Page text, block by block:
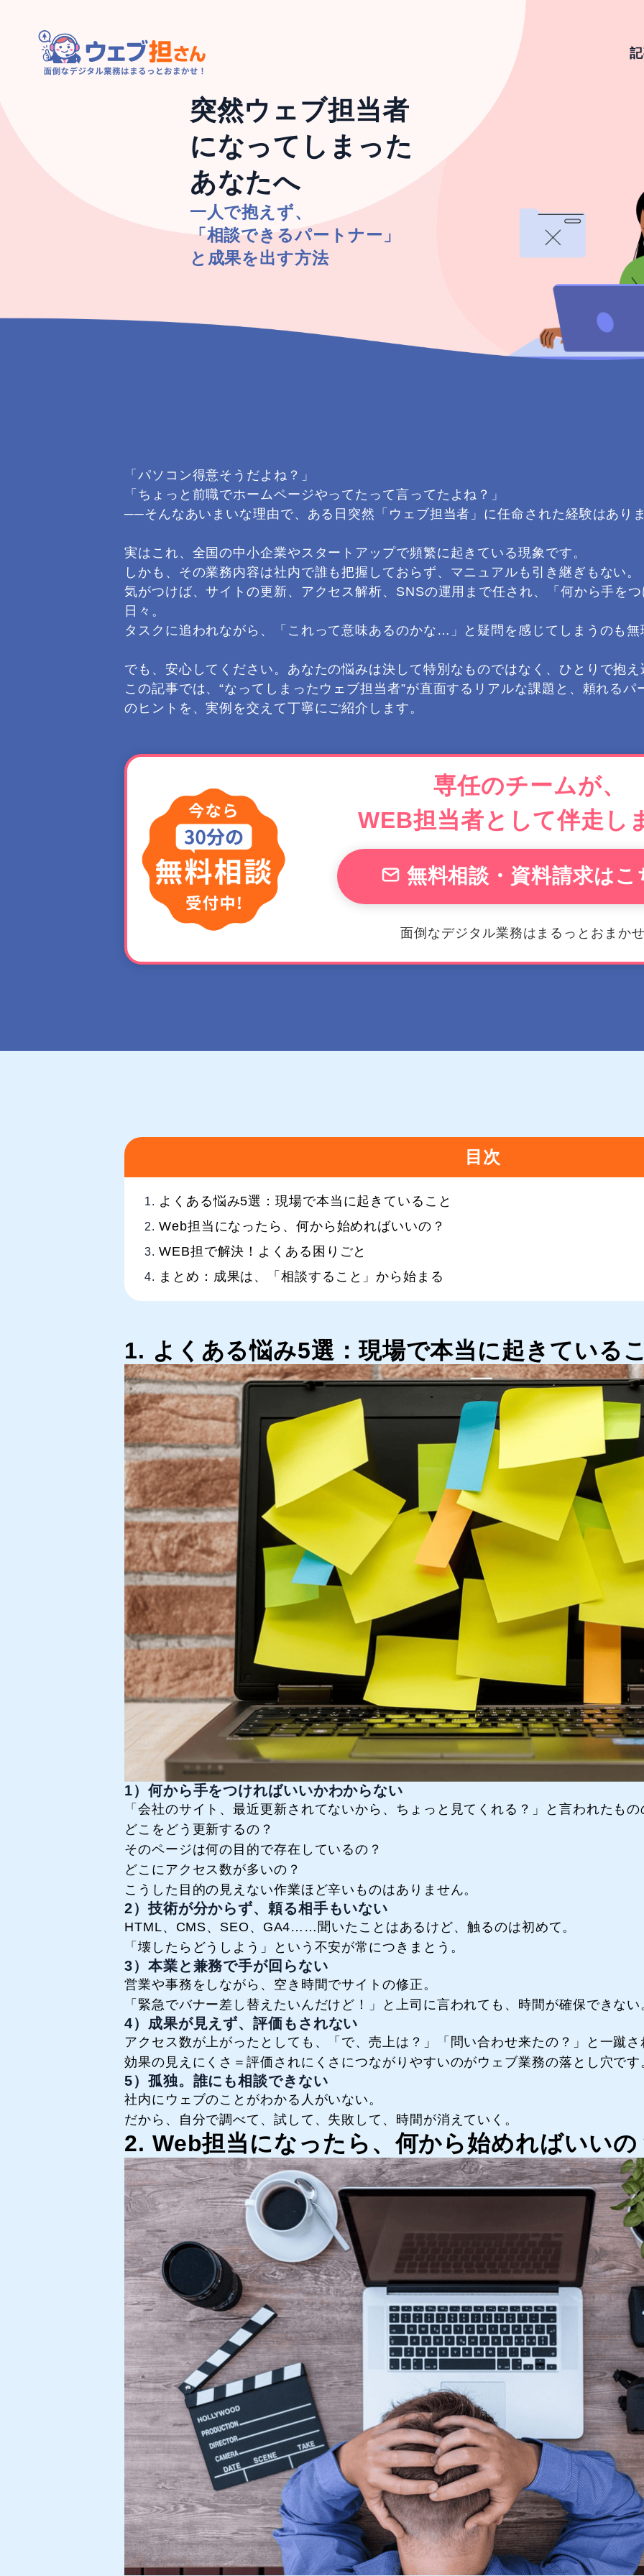
突然ウェブ担当者
になってしまった
あなたへ
一人で抱えず、
「相談できるパートナー」
と成果を出す方法
「パソコン得意そうだよね？」
「ちょっと前職でホームページやってたって言ってたよね？」
──そんなあいまいな理由で、ある日突然「ウェブ担当者」に任命された経験はあり
実はこれ、全国の中小企業やスタートアップで頻繁に起きている現象です。
しかも、その業務内容は社内で誰も把握しておらず、マニュアルも引き継ぎもない。
気がつけば、サイトの更新、アクセス解析、SNSの運用まで任され、「何から手を
日々。
タスクに追われながら、「これって意味あるのかな…」と疑問を感じてしまうのも
でも、安心してください。あなたの悩みは決して特別なものではなく、ひとりで抱
この記事では、“なってしまったウェブ担当者”が直面するリアルな課題と、頼れる
のヒントを、実例を交えて丁寧にご紹介します。
専任のチームが、
WEB担当者として伴走し
無料相談・資料請求はこ
面倒なデジタル業務はまるっとおまか
目次
よくある悩み5選：現場で本当に起きていること
Web担当になったら、何から始めればいいの？
WEB担で解決！よくある困りごと
まとめ：成果は、「相談すること」から始まる
1. よくある悩み5選：現場で本当に起きている
1）何から手をつければいいかわからない
「会社のサイト、最近更新されてないから、ちょっと見てくれる？」と言われたも
どこをどう更新するの？
そのページは何の目的で存在しているの？
どこにアクセス数が多いの？
こうした目的の見えない作業ほど辛いものはありません。
2）技術が分からず、頼る相手もいない
HTML、CMS、SEO、GA4……聞いたことはあるけど、触るのは初めて。
「壊したらどうしよう」という不安が常につきまとう。
3）本業と兼務で手が回らない
営業や事務をしながら、空き時間でサイトの修正。
「緊急でバナー差し替えたいんだけど！」と上司に言われても、時間が確保できない
4）成果が見えず、評価もされない
アクセス数が上がったとしても、「で、売上は？」「問い合わせ来たの？」と一蹴さ
効果の見えにくさ＝評価されにくさにつながりやすいのがウェブ業務の落とし穴です
5）孤独。誰にも相談できない
社内にウェブのことがわかる人がいない。
だから、自分で調べて、試して、失敗して、時間が消えていく。
2. Web担当になったら、何から始めればいいの